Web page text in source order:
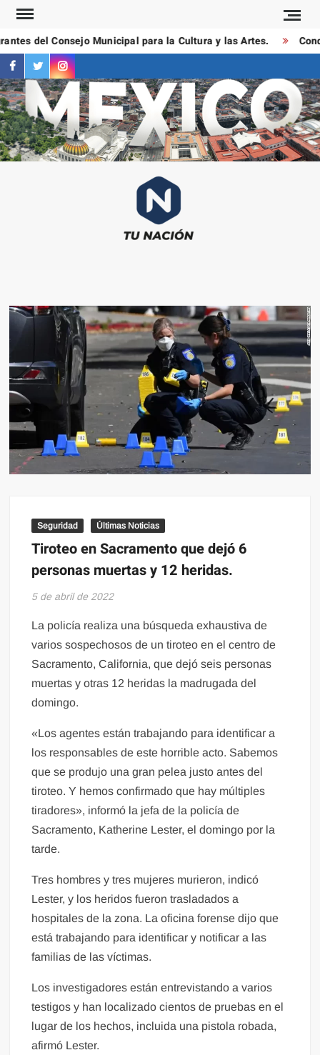
Saltar
contenidodel Consejo Municipal para la Cultura y las Artes.
facebook
twitterinstagram
Seguridad Últimas Noticias
Tiroteo en Sacramento que dejó 6
personas muertas y 12 heridas.
5 de abril de 2022
La policía realiza una búsqueda exhaustiva de
varios sospechosos de un tiroteo en el centro de
Sacramento, California, que dejó seis personas
muertas y otras 12 heridas la madrugada del
domingo.
«Los agentes están trabajando para identificar a
los responsables de este horrible acto. Sabemos
que se produjo una gran pelea justo antes del
tiroteo. Y hemos confirmado que hay múltiples
tiradores», informó la jefa de la policía de
Sacramento, Katherine Lester, el domingo por la
tarde.
Tres hombres y tres mujeres murieron, indicó
Lester, y los heridos fueron trasladados a
hospitales de la zona. La oficina forense dijo que
está trabajando para identificar y notificar a las
familias de las víctimas.
Los investigadores están entrevistando a varios
testigos y han localizado cientos de pruebas en el
lugar de los hechos, incluida una pistola robada,
afirmó Lester.